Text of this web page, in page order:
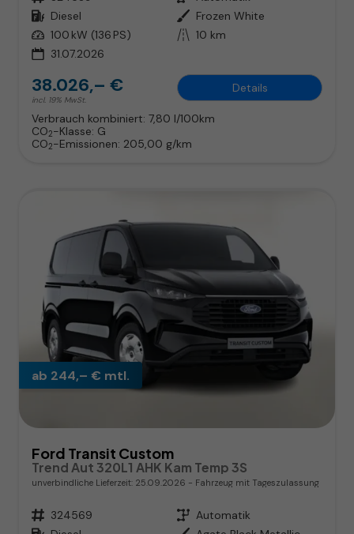
Kraftstoff Diesel Außenfarbe Frozen White
Leistung 100 kW (136 PS) Kilometerstand 10 km
31.07.2026
38.026,– €
incl. 19% MwSt.
Details
Verbrauch kombiniert: 7,80 l/100km
CO2-Klasse: G
CO2-Emissionen: 205,00 g/km
ab 244,– € mtl.
Ford Transit Custom
Trend Aut 320L1 AHK Kam Temp 3S
unverbindliche Lieferzeit: 25.09.2026 Fahrzeug mit Tageszulassung
Fahrzeugnr. 324569 Getriebe Automatik